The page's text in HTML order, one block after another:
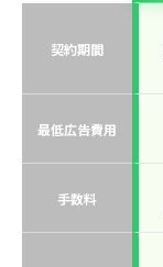
契約期間
最低広告費用
手数料